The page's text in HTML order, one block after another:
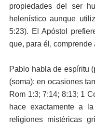
propiedades del ser
helenístico aunque
5:23). El Apóstol
que, para él,
Pablo habla de espíritu
(soma); en ocasiones
Rom 1:3; 7:14; 8:13; 1
hace exactamente a
religiones mistéricas